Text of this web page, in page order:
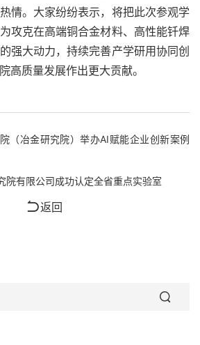
情。大家纷纷表示，将把此次参观学
攻克在高端铜合金材料、高性能钎焊
强大动力，持续完善产学研用协同创
高质量发展作出更大贡献。
（冶金研究院）举办AI赋能企业创新案例
院有限公司成功认定全省重点实验室
返回